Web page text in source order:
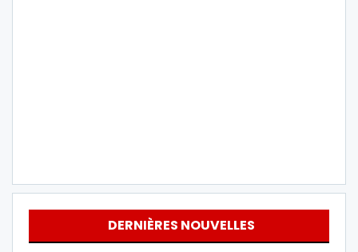
DERNIÈRES NOUVELLES